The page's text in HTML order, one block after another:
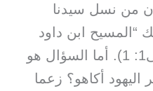
من نسل سيدنا
“المسيح ابن داود
ابن إبراهيم” (الانجيل متى1: 1). أما السؤال هو
أكاهو؟ زعما